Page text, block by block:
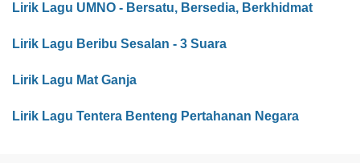
Lirik Lagu UMNO - Bersatu, Bersedia, Berkhidmat
Lirik Lagu Beribu Sesalan - 3 Suara
Lirik Lagu Mat Ganja
Lirik Lagu Tentera Benteng Pertahanan Negara